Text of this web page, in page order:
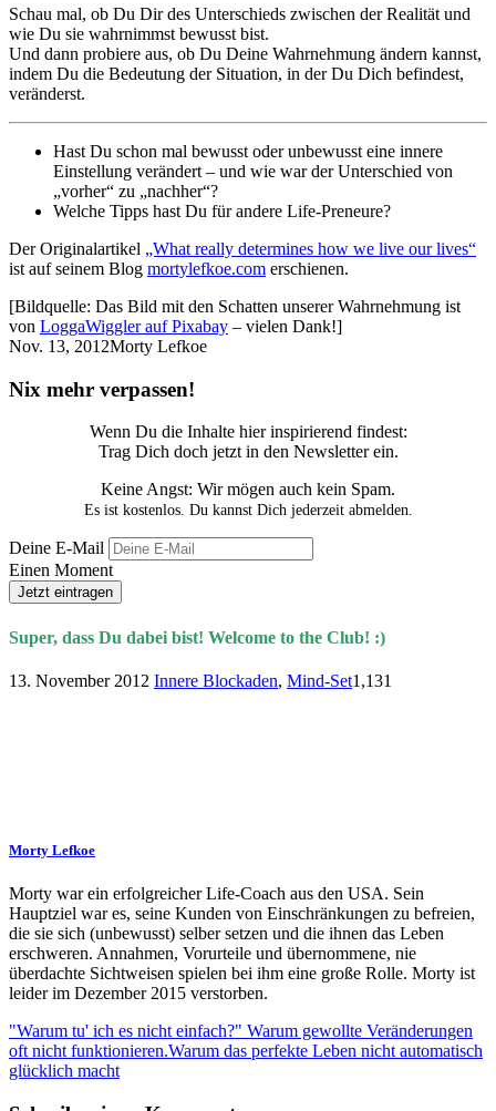
Schau mal, ob Du Dir des Unterschieds zwischen der Realität und
wie Du sie wahrnimmst bewusst bist.
Und dann probiere aus, ob Du Deine Wahrnehmung ändern kannst,
indem Du die Bedeutung der Situation, in der Du Dich befindest,
veränderst.
Hast Du schon mal bewusst oder unbewusst eine innere
Einstellung verändert – und wie war der Unterschied von
„vorher“ zu „nachher“?
Welche Tipps hast Du für andere Life-Preneure?
Der Originalartikel „What really determines how we live our lives“
ist auf seinem Blog mortylefkoe.com erschienen.
[Bildquelle: Das Bild mit den Schatten unserer Wahrnehmung ist
von LoggaWiggler auf Pixabay – vielen Dank!]
Nov. 13, 2012Morty Lefkoe
Nix mehr verpassen!
Wenn Du die Inhalte hier inspirierend findest:
Trag Dich doch jetzt in den Newsletter ein.
Keine Angst: Wir mögen auch kein Spam.
Es ist kostenlos. Du kannst Dich jederzeit abmelden.
Deine E-Mail
Einen Moment
Jetzt eintragen
Super, dass Du dabei bist! Welcome to the Club! :)
13. November 2012 Innere Blockaden, Mind-Set1,131
Morty Lefkoe
Morty war ein erfolgreicher Life-Coach aus den USA. Sein
Hauptziel war es, seine Kunden von Einschränkungen zu befreien,
die sie sich (unbewusst) selber setzen und die ihnen das Leben
erschweren. Annahmen, Vorurteile und übernommene, nie
überdachte Sichtweisen spielen bei ihm eine große Rolle. Morty ist
leider im Dezember 2015 verstorben.
"Warum tu' ich es nicht einfach?" Warum gewollte Veränderungen
oft nicht funktionieren.Warum das perfekte Leben nicht automatisch
glücklich macht